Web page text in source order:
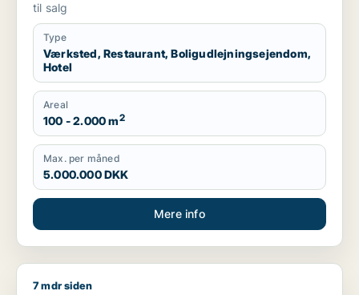
til salg
Type
Værksted, Restaurant, Boligudlejningsejendom,
Hotel
Areal
100 - 2.000 m2
Max. per måned
5.000.000 DKK
Mere info
Christian søger kontor, lager, værksted, butik, klinik,
7 mdr siden